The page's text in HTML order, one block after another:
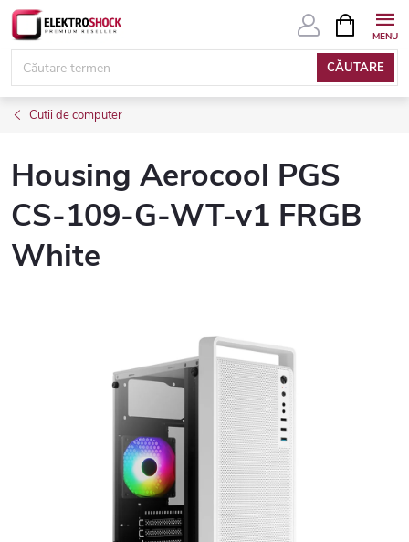
Treci
conținut
CĂUTARE
COŞ
DE
Cutii de computer
Housing Aerocool PGS
CS-109-G-WT-v1 FRGB
White